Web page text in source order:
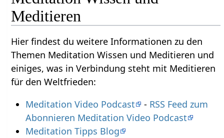
Meditieren
Hier findest du weitere Informationen zu den
Themen Meditation Wissen und Meditieren und
einiges, was in Verbindung steht mit Meditieren
für den Weltfrieden:
Meditation Video Podcast
- RSS Feed zum
Abonnieren Meditation Video Podcast
Meditation Tipps Blog